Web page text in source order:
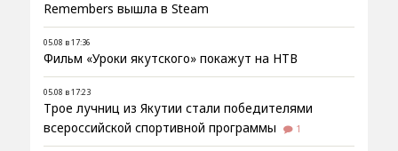
Remembers вышла в Steam
05.08 в 17:36
Фильм «Уроки якутского» покажут на НТВ
05.08 в 17:23
Трое лучниц из Якутии стали победителями
всероссийской спортивной программы
1